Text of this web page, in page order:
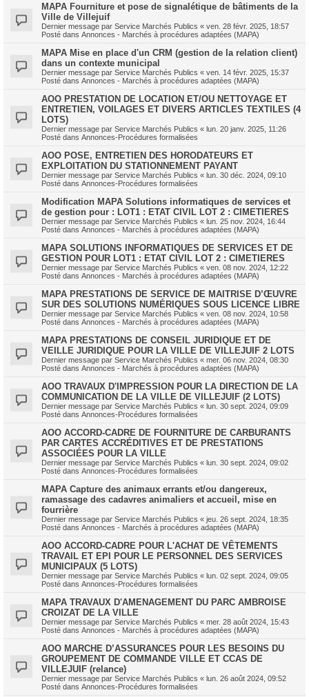
MAPA Fourniture et pose de signalétique de bâtiments de la
Ville de Villejuif
Dernier message par Service Marchés Publics « ven. 28 févr. 2025, 18:57
Posté dans Annonces - Marchés à procédures adaptées (MAPA)
MAPA Mise en place d'un CRM (gestion de la relation client)
dans un contexte municipal
Dernier message par Service Marchés Publics « ven. 14 févr. 2025, 15:37
Posté dans Annonces - Marchés à procédures adaptées (MAPA)
AOO PRESTATION DE LOCATION ET/OU NETTOYAGE ET
ENTRETIEN, VOILAGES ET DIVERS ARTICLES TEXTILES (4
LOTS)
Dernier message par Service Marchés Publics « lun. 20 janv. 2025, 11:26
Posté dans Annonces-Procédures formalisées
AOO POSE, ENTRETIEN DES HORODATEURS ET
EXPLOITATION DU STATIONNEMENT PAYANT
Dernier message par Service Marchés Publics « lun. 30 déc. 2024, 09:10
Posté dans Annonces-Procédures formalisées
Modification MAPA Solutions informatiques de services et
de gestion pour : LOT1 : ETAT CIVIL LOT 2 : CIMETIERES
Dernier message par Service Marchés Publics « lun. 25 nov. 2024, 16:44
Posté dans Annonces - Marchés à procédures adaptées (MAPA)
MAPA SOLUTIONS INFORMATIQUES DE SERVICES ET DE
GESTION POUR LOT1 : ETAT CIVIL LOT 2 : CIMETIERES
Dernier message par Service Marchés Publics « ven. 08 nov. 2024, 12:22
Posté dans Annonces - Marchés à procédures adaptées (MAPA)
MAPA PRESTATIONS DE SERVICE DE MAITRISE D’ŒUVRE
SUR DES SOLUTIONS NUMÉRIQUES SOUS LICENCE LIBRE
Dernier message par Service Marchés Publics « ven. 08 nov. 2024, 10:58
Posté dans Annonces - Marchés à procédures adaptées (MAPA)
MAPA PRESTATIONS DE CONSEIL JURIDIQUE ET DE
VEILLE JURIDIQUE POUR LA VILLE DE VILLEJUIF 2 LOTS
Dernier message par Service Marchés Publics « mer. 06 nov. 2024, 08:30
Posté dans Annonces - Marchés à procédures adaptées (MAPA)
AOO TRAVAUX D'IMPRESSION POUR LA DIRECTION DE LA
COMMUNICATION DE LA VILLE DE VILLEJUIF (2 LOTS)
Dernier message par Service Marchés Publics « lun. 30 sept. 2024, 09:09
Posté dans Annonces-Procédures formalisées
AOO ACCORD-CADRE DE FOURNITURE DE CARBURANTS
PAR CARTES ACCRÉDITIVES ET DE PRESTATIONS
ASSOCIÉES POUR LA VILLE
Dernier message par Service Marchés Publics « lun. 30 sept. 2024, 09:02
Posté dans Annonces-Procédures formalisées
MAPA Capture des animaux errants et/ou dangereux,
ramassage des cadavres animaliers et accueil, mise en
fourrière
Dernier message par Service Marchés Publics « jeu. 26 sept. 2024, 18:35
Posté dans Annonces - Marchés à procédures adaptées (MAPA)
AOO ACCORD-CADRE POUR L'ACHAT DE VÊTEMENTS
TRAVAIL ET EPI POUR LE PERSONNEL DES SERVICES
MUNICIPAUX (5 LOTS)
Dernier message par Service Marchés Publics « lun. 02 sept. 2024, 09:05
Posté dans Annonces-Procédures formalisées
MAPA TRAVAUX D'AMENAGEMENT DU PARC AMBROISE
CROIZAT DE LA VILLE
Dernier message par Service Marchés Publics « mer. 28 août 2024, 15:43
Posté dans Annonces - Marchés à procédures adaptées (MAPA)
AOO MARCHE D’ASSURANCES POUR LES BESOINS DU
GROUPEMENT DE COMMANDE VILLE ET CCAS DE
VILLEJUIF (relance)
Dernier message par Service Marchés Publics « lun. 26 août 2024, 09:52
Posté dans Annonces-Procédures formalisées